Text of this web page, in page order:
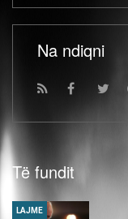
Na ndiqni
Të fundit
LAJME